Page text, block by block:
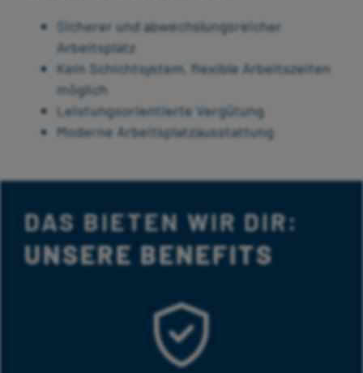
Sicherer und abwechslungsreicher
Arbeitsplatz
Kein Schichtsystem, flexible Arbeitszeiten
möglich
Leistungsorientierte Vergütung
Moderne Arbeitsplatzausstattung
DAS BIETEN WIR DIR:
UNSERE BENEFITS